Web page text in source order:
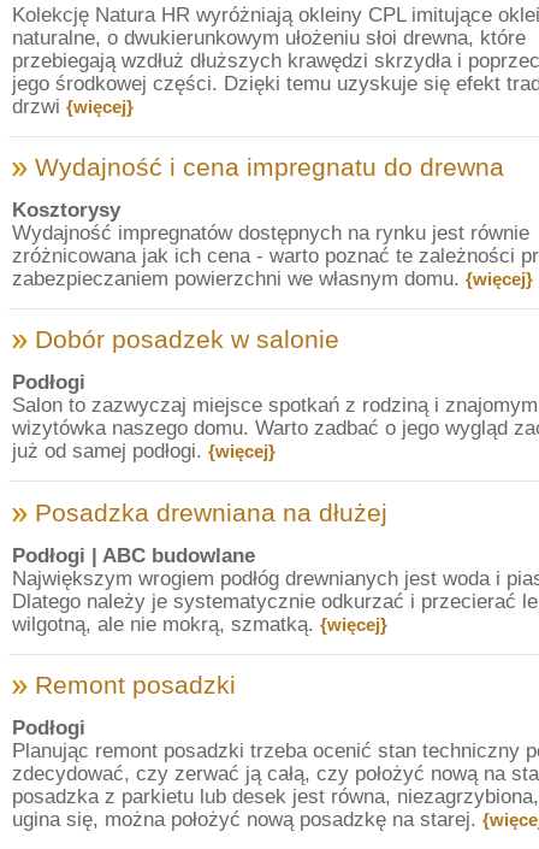
Kolekcję Natura HR wyróżniają okleiny CPL imitujące
naturalne, o dwukierunkowym ułożeniu słoi drewna, które
przebiegają wzdłuż dłuższych krawędzi skrzydła i
jego środkowej części. Dzięki temu uzyskuje się efekt
drzwi {więcej}
Wydajność i cena impregnatu do drewna
Kosztorysy
Wydajność impregnatów dostępnych na rynku jest równie
zróżnicowana jak ich cena - warto poznać te zależności
zabezpieczaniem powierzchni we własnym domu. {więcej}
Dobór posadzek w salonie
Podłogi
Salon to zazwyczaj miejsce spotkań z rodziną i
wizytówka naszego domu. Warto zadbać o jego wygląd
już od samej podłogi. {więcej}
Posadzka drewniana na dłużej
Podłogi | ABC budowlane
Największym wrogiem podłóg drewnianych jest woda i
Dlatego należy je systematycznie odkurzać i przecierać
wilgotną, ale nie mokrą, szmatką. {więcej}
Remont posadzki
Podłogi
Planując remont posadzki trzeba ocenić stan techniczny
zdecydować, czy zerwać ją całą, czy położyć nową na
posadzka z parkietu lub desek jest równa,
ugina się, można położyć nową posadzkę na starej.